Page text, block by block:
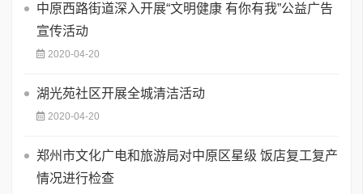
中原西路街道深入开展“文明健康 有你有我”公益广告
宣传活动
2020-04-20
湖光苑社区开展全城清洁活动
2020-04-20
郑州市文化广电和旅游局对中原区星级 饭店复工复产
情况进行检查